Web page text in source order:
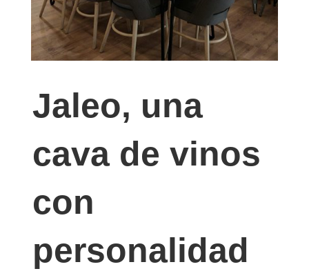
Jaleo, una
cava de vinos
con
personalidad